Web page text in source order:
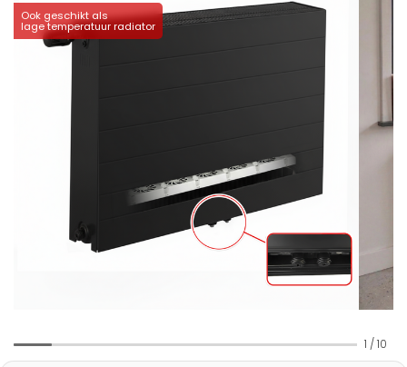
Ook geschikt als
lage temperatuur radiator
1 / 10